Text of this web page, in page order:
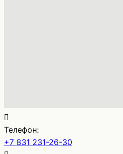
Телефон:
+7 831 231-26-30